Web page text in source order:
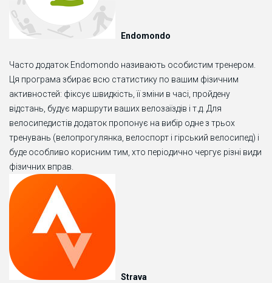
Endomondo
Часто додаток Endomondo називають особистим тренером.
Ця програма збирає всю статистику по вашим фізичним
активностей: фіксує швидкість, її зміни в часі, пройдену
відстань, будує маршрути ваших велозаїздів і т.д. Для
велосипедистів додаток пропонує на вибір одне з трьох
тренувань (велопрогулянка, велоспорт і гірський велосипед) і
буде особливо корисним тим, хто періодично чергує різні види
фізичних вправ.
Strava